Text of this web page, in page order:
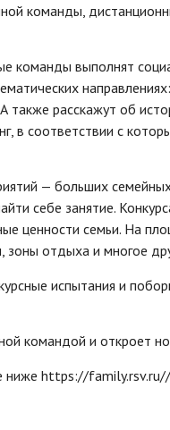
команды,
команды выполнят
также расскажут об
в соответствии с
— больших
себе занятие.
ценности семьи. На
зоны отдыха и многое
испытания и
командой и откроет
ниже https://